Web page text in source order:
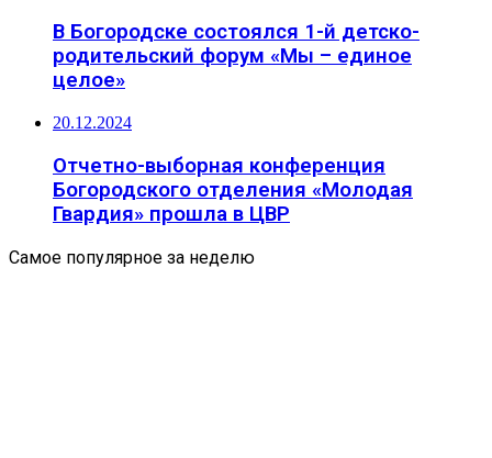
В Богородске состоялся 1-й детско-
родительский форум «Мы – единое
целое»
20.12.2024
Отчетно-выборная конференция
Богородского отделения «Молодая
Гвардия» прошла в ЦВР
Самое популярное за неделю